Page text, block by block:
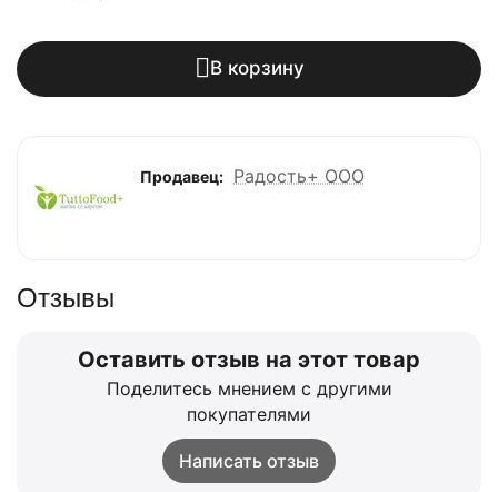
В корзину
Продавец: Радость+ ООО
Отзывы
Оставить отзыв на этот товар
Поделитесь мнением с другими
покупателями
Написать отзыв